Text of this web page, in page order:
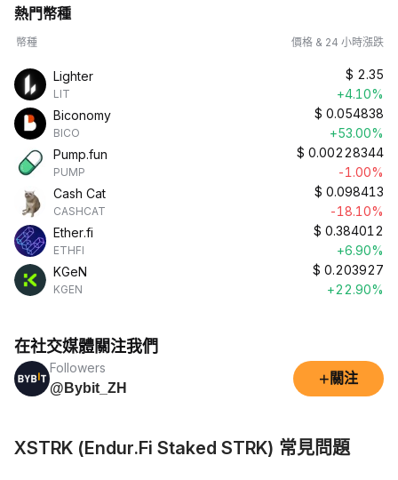
熱門幣種
幣種 價格 & 24 小時漲跌
Lighter
LIT
$ 2.35
+4.10%
Biconomy
BICO
$ 0.054838
+53.00%
Pump.fun
PUMP
$ 0.00228344
-1.00%
Cash Cat
CASHCAT
$ 0.098413
-18.10%
Ether.fi
ETHFI
$ 0.384012
+6.90%
KGeN
KGEN
$ 0.203927
+22.90%
在社交媒體關注我們
Followers
@Bybit_ZH
+ 關注
XSTRK (Endur.Fi Staked STRK) 常見問題